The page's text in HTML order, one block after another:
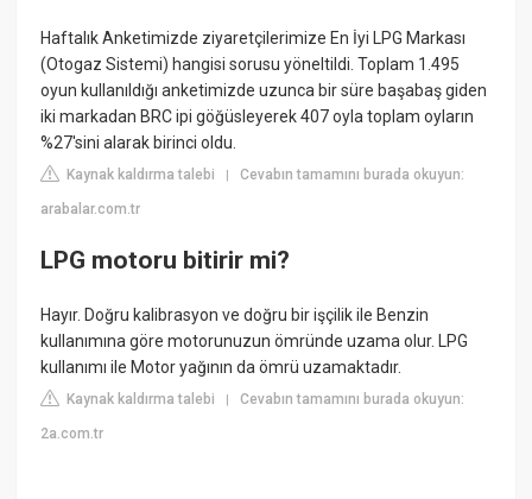
Haftalık Anketimizde ziyaretçilerimize En İyi LPG Markası
(Otogaz Sistemi) hangisi sorusu yöneltildi. Toplam 1.495
oyun kullanıldığı anketimizde uzunca bir süre başabaş giden
iki markadan BRC ipi göğüsleyerek 407 oyla toplam oyların
%27'sini alarak birinci oldu.
Kaynak kaldırma talebi |Cevabın tamamını burada okuyun:
arabalar.com.tr
LPG motoru bitirir mi?
Hayır. Doğru kalibrasyon ve doğru bir işçilik ile Benzin
kullanımına göre motorunuzun ömründe uzama olur. LPG
kullanımı ile Motor yağının da ömrü uzamaktadır.
Kaynak kaldırma talebi |Cevabın tamamını burada okuyun:
2a.com.tr